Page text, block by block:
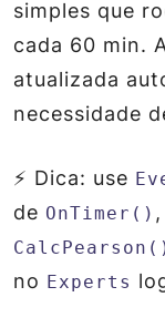
simples que
cada 60 min.
atualizada
necessidade
⚡ Dica: use
de OnTimer()
no Experts